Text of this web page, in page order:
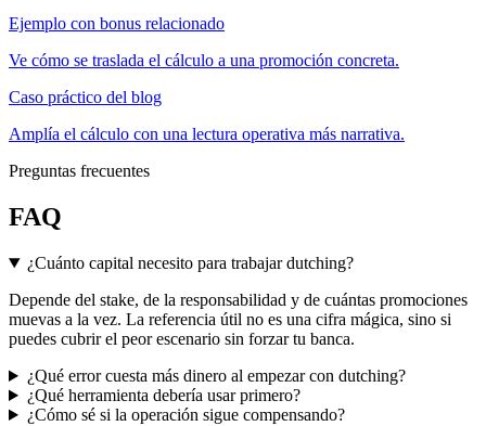
Ejemplo con bonus relacionado
Ve cómo se traslada el cálculo a una promoción concreta.
Caso práctico del blog
Amplía el cálculo con una lectura operativa más narrativa.
Preguntas frecuentes
FAQ
¿Cuánto capital necesito para trabajar dutching?
Depende del stake, de la responsabilidad y de cuántas promociones
muevas a la vez. La referencia útil no es una cifra mágica, sino si
puedes cubrir el peor escenario sin forzar tu banca.
¿Qué error cuesta más dinero al empezar con dutching?
¿Qué herramienta debería usar primero?
¿Cómo sé si la operación sigue compensando?